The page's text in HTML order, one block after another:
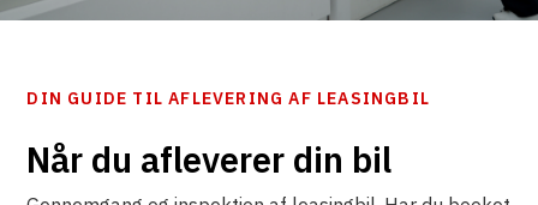
DIN GUIDE TIL AFLEVERING AF LEASINGBIL
Når du afleverer din bil